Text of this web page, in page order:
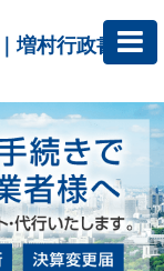
増村行政書士